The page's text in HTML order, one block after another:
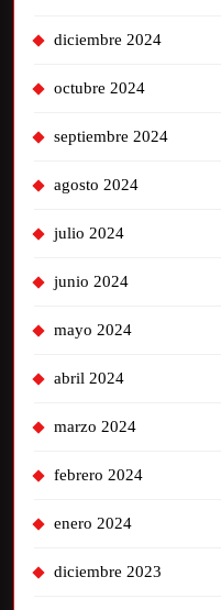
diciembre 2024
octubre 2024
septiembre 2024
agosto 2024
julio 2024
junio 2024
mayo 2024
abril 2024
marzo 2024
febrero 2024
enero 2024
diciembre 2023